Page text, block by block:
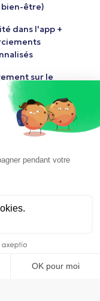
bien-être)
dans l'app +
sur le
its